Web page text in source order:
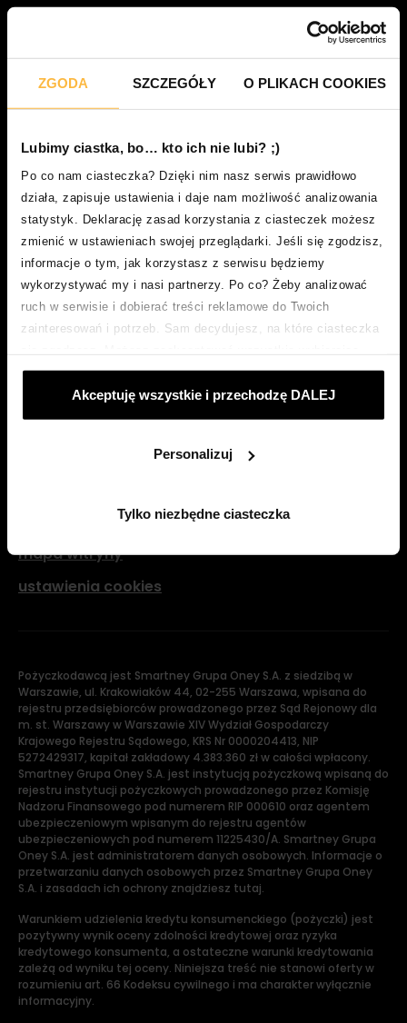
ZGODA SZCZEGÓŁY O PLIKACH COOKIES
Lubimy ciastka, bo… kto ich nie lubi? ;)
Po co nam ciasteczka? Dzięki nim nasz serwis prawidłowo
działa, zapisuje ustawienia i daje nam możliwość analizowania
statystyk. Deklarację zasad korzystania z ciasteczek możesz
zmienić w ustawieniach swojej przeglądarki. Jeśli się zgodzisz,
informacje o tym, jak korzystasz z serwisu będziemy
wykorzystywać my i nasi partnerzy. Po co? Żeby analizować
ruch w serwisie i dobierać treści reklamowe do Twoich
zainteresowań i potrzeb. Sam decydujesz, na które ciasteczka
„Akceptuje wszystkie i przechodzę DALEJ”; dostosować
ciasteczka używając opcji „Personalizuj”; odmówić ciasteczek,
które nie są niezbędne: klikając „Tylko niezbędne ciasteczka”.
Akceptuję wszystkie i przechodzę DALEJ
Personalizuj
Tylko niezbędne ciasteczka
ekspert finansowy
bezpieczeństwo
Dokumenty
informacja o dostępności
regulamin
ochrona danych osobowych
polityka cookies
dane kontrahentów
struktura organizacyjna
Pomoc
dokumenty do pobrania
mapa witryny
ustawienia cookies
Pożyczkodawcą jest Smartney Grupa Oney S.A. z siedzibą w
Warszawie, ul. Krakowiaków 44, 02-255 Warszawa, wpisana do
rejestru przedsiębiorców prowadzonego przez Sąd Rejonowy dla
m. st. Warszawy w Warszawie XIV Wydział Gospodarczy
Krajowego Rejestru Sądowego, KRS Nr 0000204413, NIP
5272429317, kapitał zakładowy 4.383.360 zł w całości wpłacony.
Smartney Grupa Oney S.A. jest instytucją pożyczkową wpisaną do
rejestru instytucji pożyczkowych prowadzonego przez Komisję
Nadzoru Finansowego pod numerem RIP 000610 oraz agentem
ubezpieczeniowym wpisanym do rejestru agentów
ubezpieczeniowych pod numerem 11225430/A. Smartney Grupa
Oney S.A. jest administratorem danych osobowych. Informacje o
przetwarzaniu danych osobowych przez Smartney Grupa Oney
S.A. i zasadach ich ochrony znajdziesz tutaj.
Warunkiem udzielenia kredytu konsumenckiego (pożyczki) jest
pozytywny wynik oceny zdolności kredytowej oraz ryzyka
kredytowego konsumenta, a ostateczne warunki kredytowania
zależą od wyniku tej oceny. Niniejsza treść nie stanowi oferty w
rozumieniu art. 66 Kodeksu cywilnego i ma charakter wyłącznie
informacyjny.